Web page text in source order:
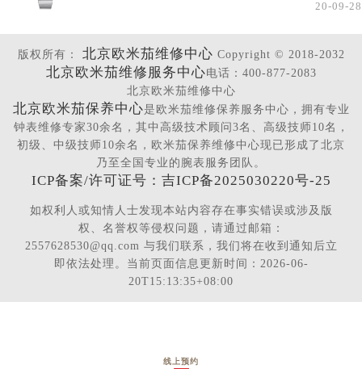
20-09-28
版权所有： 北京欧米茄维修中心 Copyright © 2018-2032
北京欧米茄维修服务中心电话：400-877-2083
北京欧米茄维修中心
北京欧米茄保养中心是欧米茄维修保养服务中心，拥有专业
钟表维修专家30余名，其中高级技术顾问3名、高级技师10名，
初级、中级技师10余名，欧米茄保养维修中心现已形成了北京
乃至全国专业的腕表服务团队。
ICP备案/许可证号：吉ICP备2025030220号-25
如权利人或知情人士发现本站内容存在事实错误或涉及版
权、名誉权等侵权问题，请通过邮箱：
2557628530@qq.com 与我们联系，我们将在收到通知后立
即依法处理。当前页面信息更新时间：2026-06-
20T15:13:35+08:00
线上预约